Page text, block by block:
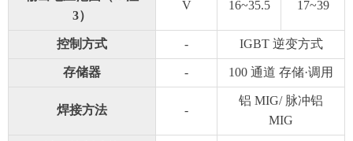
3）
V 16~35.5 17~39
控制方式 - IGBT 逆变方式
存储器 - 100 通道 存储·调用
焊接方法 -
铝 MIG/ 脉冲铝
MIG